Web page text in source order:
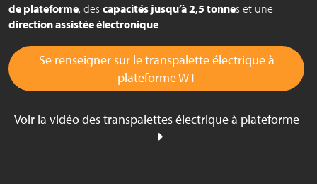
de plateforme, des capacités jusqu’à 2,5 tonnes et une
direction assistée électronique.
Se renseigner sur le transpalette électrique à
plateforme WT
Voir la vidéo des transpalettes électrique à plateforme